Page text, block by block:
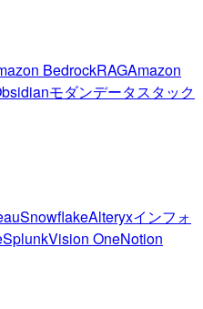
BedrockRAGAmazon
モダンデータスタック
SnowflakeAlteryxインフォ
SplunkVision OneNotion